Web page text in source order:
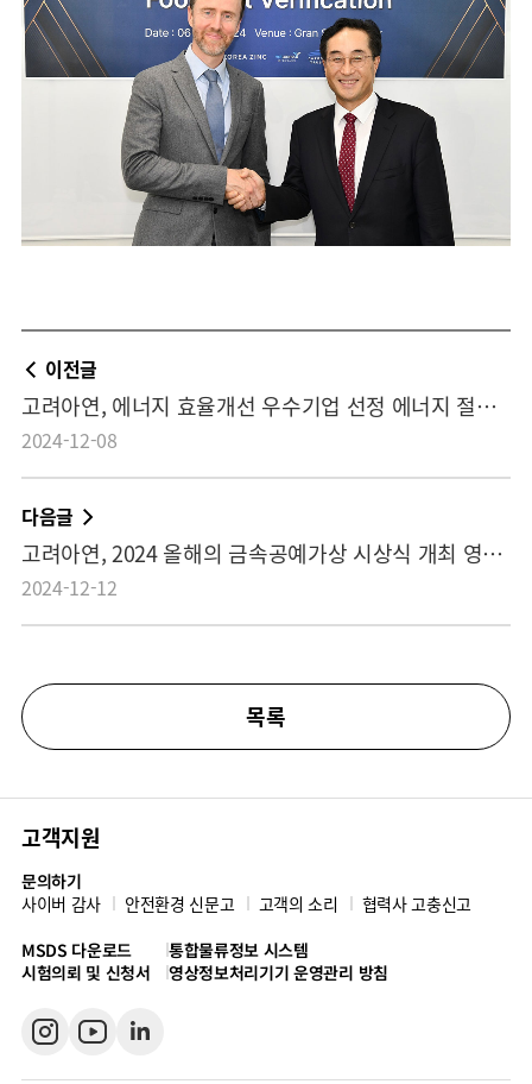
이전글
고려아연, 에너지 효율개선 우수기업 선정 에너지 절감 ‘S등급’ 획득…지속가능 경영 경쟁력 입증
2024-12-08
다음글
고려아연, 2024 올해의 금속공예가상 시상식 개최 영예의 주인공은 김용주, 임종석 작가
2024-12-12
목록
고객지원
문의하기
사이버 감사
안전환경 신문고 고객의 소리
협력사 고충신고
MSDS 다운로드
시험의뢰 및 신청서
통합물류정보 시스템
영상정보처리기기 운영관리 방침